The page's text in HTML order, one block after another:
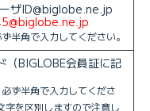
ザID@biglobe.ne.jp
半角で入力してください。
（BIGLOBE会員証に記
ず半角で入力してくださ
字を区別しますので注意し